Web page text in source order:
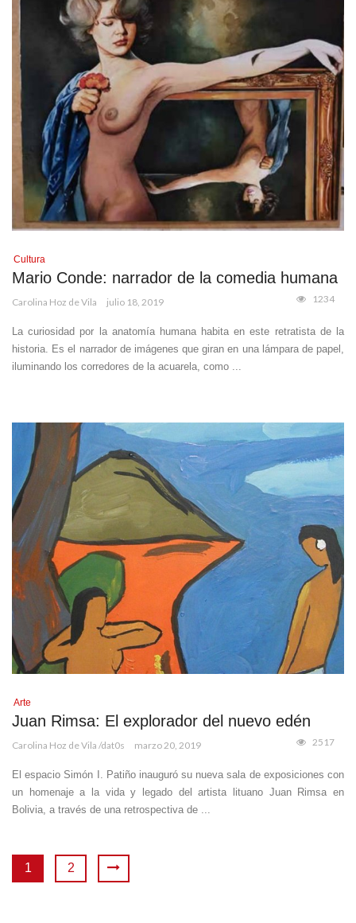
Cultura
Mario Conde: narrador de la comedia humana
Carolina Hoz de Vila julio 18, 2019 1234
La curiosidad por la anatomía humana habita en este retratista de la
historia. Es el narrador de imágenes que giran en una lámpara de papel,
iluminando los corredores de la acuarela, como ...
Arte
Juan Rimsa: El explorador del nuevo edén
Carolina Hoz de Vila /dat0s marzo 20, 2019 2517
El espacio Simón I. Patiño inauguró su nueva sala de exposiciones con
un homenaje a la vida y legado del artista lituano Juan Rimsa en
Bolivia, a través de una retrospectiva de ...
1 2